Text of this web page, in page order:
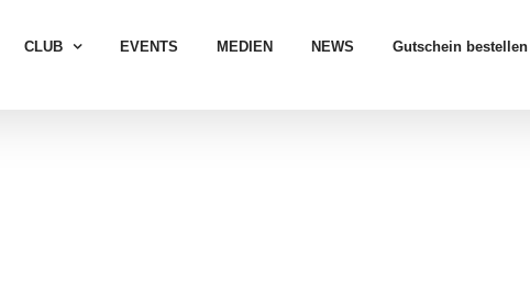
CLUB EVENTS MEDIEN NEWS Gutschein bestellen